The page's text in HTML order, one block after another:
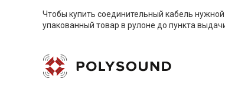
Чтобы купить соединительный кабель
упакованный товар в рулоне до пункта